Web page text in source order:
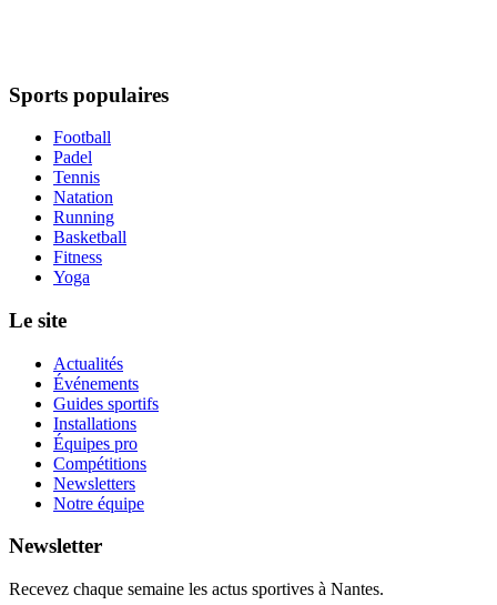
Sports populaires
Football
Padel
Tennis
Natation
Running
Basketball
Fitness
Yoga
Le site
Actualités
Événements
Guides sportifs
Installations
Équipes pro
Compétitions
Newsletters
Notre équipe
Newsletter
Recevez chaque semaine les actus sportives à Nantes.